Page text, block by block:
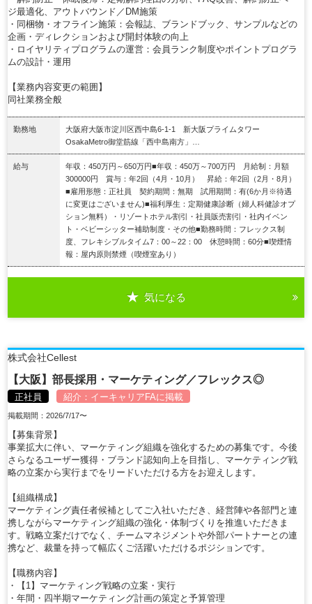
ジ最適化、アウトバウンド／DM施策
・同梱物・オフライン施策：会報誌、ブランドブック、サンプルなどの
企画・ディレクションおよび開封体験の向上
・ロイヤリティプログラムの運営：会員ランク制度やポイントプログラ
ムの設計・運用
【業務内容変更の範囲】
同社業務全般
勤務地
大阪府大阪市淀川区西中島6-1-1 新大阪プライムタワー
OsakaMetro御堂筋線「西中島南方」…
給与
年収：450万円～650万円■年収：450万～700万円 月給制：月額
300000円 賞与：年2回（4月・10月） 昇給：年2回（2月・8月）
■雇用形態：正社員 契約期間：無期 試用期間：有(6か月※待遇
に変更はございません)■福利厚生：定期健康診断（婦人科健診オプ
ション無料）・リゾートホテル割引・社員販売割引・社内イベン
ト・ベビーシッター補助制度・その他■勤務時間：フレックス制
度、フレキシブルタイム7：00～22：00 休憩時間：60分■喫煙情
報：屋内原則禁煙（喫煙室あり）
気になる
株式会社Cellest
【大阪】部長採用・マーケティング／フレックス◎
正社員 紹介： イーキャリアFAに掲載
掲載期間：2026/7/17〜
【募集背景】
事業拡大に伴い、マーケティング組織を強化するための募集です。今後
さらなるユーザー獲得・ブランド認知向上を目指し、マーケティング戦
略の立案から実行までをリードいただける方をお迎えします。
【組織構成】
マーケティング責任者候補としてご入社いただき、経営陣や各部門と連
携しながらマーケティング組織の強化・体制づくりを推進いただきま
す。戦略立案だけでなく、チームマネジメントや外部パートナーとの連
携など、裁量を持って幅広くご活躍いただけるポジションです。
【職務内容】
・【1】マーケティング戦略の立案・実行
・年間・四半期マーケティング計画の策定と予算管理